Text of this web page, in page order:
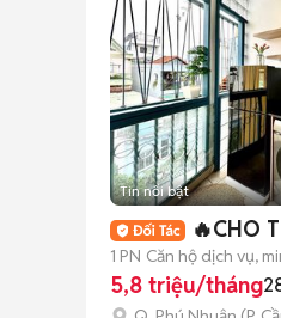
Tin nổi bật
🔥CHO
1 PN Căn hộ dịch vụ,
5,8 triệu/tháng